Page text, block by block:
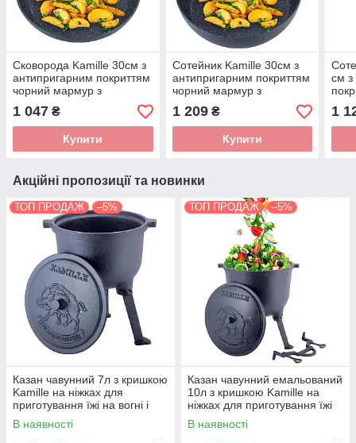
Сковорода Kamille 30см з
антипригарним покриттям
чорний мармур з
алюмінію для індукції і
газу KM-5391MR
1 047 ₴
Купити
Сотейник Kamille 30см з
антипригарним покриттям
чорний мармур з
алюмінію для індукції і
газу KM-5397MR
1 209₴
Купити
см з
з
1
Акційні пропозиції та новинки
ТОП ПРОДАЖ –5%
Казан чавунний 7л з кришкою
Kamille на ніжках для
приготування їжі на вогні і
плити KM-4801V
В наявності
ТОП ПРОДАЖ –5%
Казан чавунний емальований
10л з кришкою Kamille на
ніжках для приготування їжі
на вогні і плити KM-4802M
В наявності